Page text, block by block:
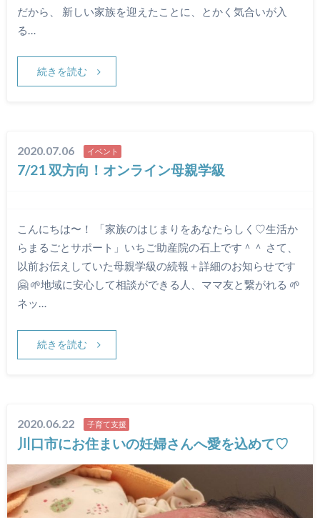
だから、 新しい家族を迎えたことに、とかく気合いが入
る…
続きを読む
2020.07.06 イベント
7/21 双方向！オンライン母親学級
こんにちは〜！ 「家族のはじまりをあなたらしく♡生活か
らまるごとサポート」いちご助産院の石上です＾＾ さて、
以前お伝えしていた母親学級の続報＋詳細のお知らせです
🤗 🌱地域に安心して相談ができる人、ママ友と繋がれる 🌱
ネッ…
続きを読む
2020.06.22 子育て支援
川口市にお住まいの妊婦さんへ愛を込めて♡